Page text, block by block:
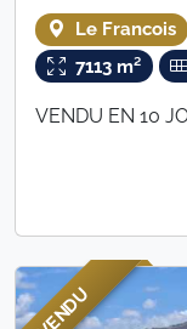
Le Francois
7113 m²
VENDU EN 10
VENDU